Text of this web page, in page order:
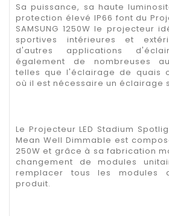
Sa puissance, sa haute
protection élevé IP66 font du
SAMSUNG 1250W le projecteur
sportives intérieures et
d'autres applications
également de nombreuses
telles que l'éclairage de quais
où il est nécessaire un éclairage
Le Projecteur LED Stadium
Mean Well Dimmable est
250W et grâce à sa fabrication
changement de modules
remplacer tous les modules
produit.